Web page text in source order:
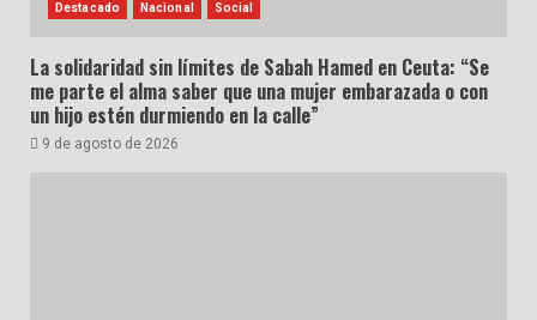
Destacado Nacional Social
La solidaridad sin límites de Sabah Hamed en Ceuta: “Se
me parte el alma saber que una mujer embarazada o con
un hijo estén durmiendo en la calle”
9 de agosto de 2026